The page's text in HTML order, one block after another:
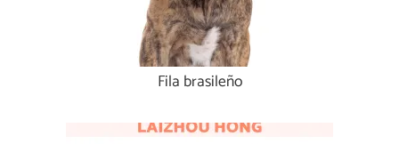
Fila brasileño